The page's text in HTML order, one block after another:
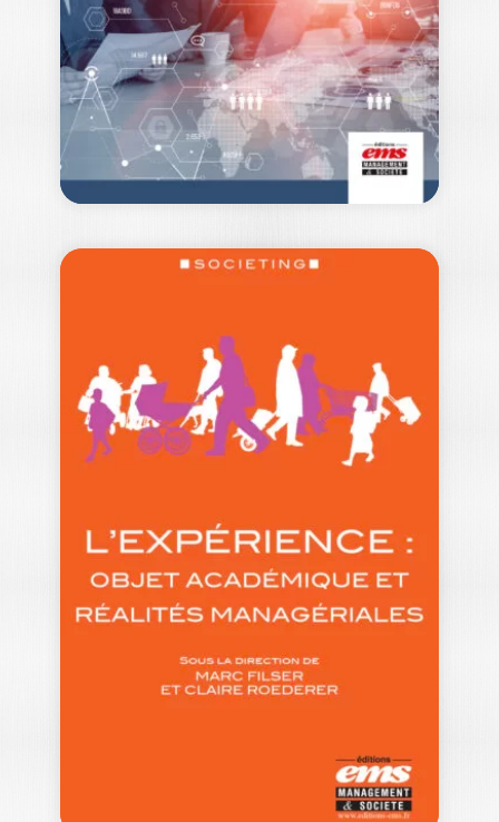
Ouvrage labellisé FNEGE (2023),
catégorie "Manuel de l'Enseignement
Supérieur" Ce livre est…
34,00€
MARKETING ET
POLITIQUE – 3e…
FRÉDÉRIC DOSQUET|
ERIC BARQUISSAU|
HERBERT CASTÉRAN|REFK SELMI
Chaque élection attire le regard des
citoyens sur la communication
politique. Détestée par…